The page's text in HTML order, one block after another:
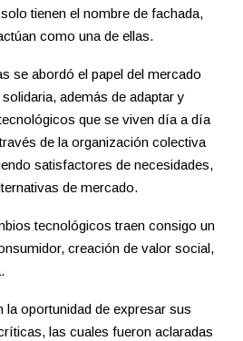
tienen el nombre de fachada,
como una de ellas.
se abordó el papel del mercado
además de adaptar y
que se viven día a día
de la organización colectiva
satisfactores de necesidades,
de mercado.
tecnológicos traen consigo un
creación de valor social,
la oportunidad de expresar sus
las cuales fueron aclaradas